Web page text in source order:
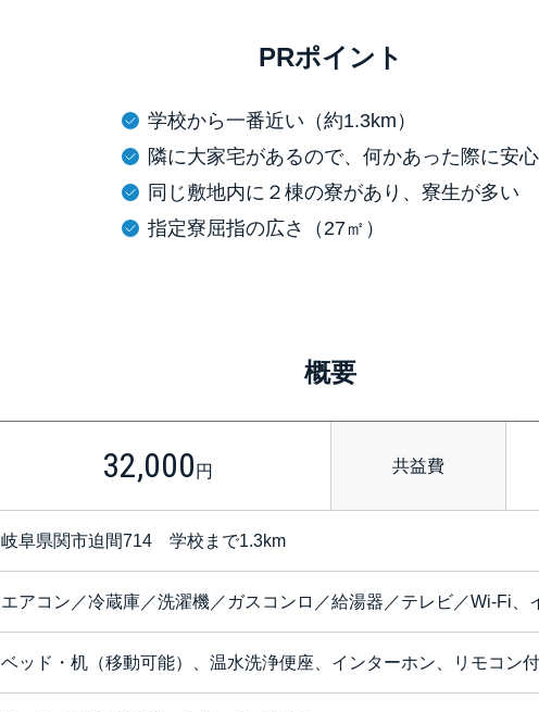
PRポイント
学校から一番近い（約1.3km）
隣に大家宅があるので、何かあった際に安心
同じ敷地内に２棟の寮があり、寮生が多い
指定寮屈指の広さ（27㎡）
概要
32,000 円 共益費
岐阜県関市迫間714 学校まで1.3km
エアコン／冷蔵庫／洗濯機／ガスコンロ／給湯器／テレビ／Wi-Fi、
ベッド・机（移動可能）、温水洗浄便座、インターホン、リモコン